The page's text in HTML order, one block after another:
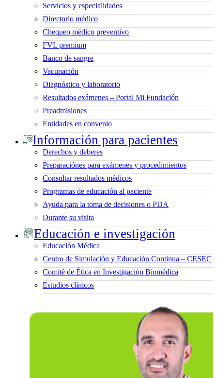
Servicios y especialidades
Directorio médico
Chequeo médico preventivo
FVL premium
Banco de sangre
Vacunación
Diagnóstico y laboratorio
Resultados exámenes – Portal Mi Fundación
Preadmisiones
Entidades en convenio
Información para pacientes
Derechos y deberes
Preparaciónes para exámenes y procedimientos
Consultar resultados médicos
Programas de educación al paciente
Ayuda para la toma de decisiones o PDA
Durante su visita
Educación e investigación
Educación Médica
Centro de Simulación y Educación Continua – CESEC
Comité de Ética en Investigación Biomédica
Estudios clínicos